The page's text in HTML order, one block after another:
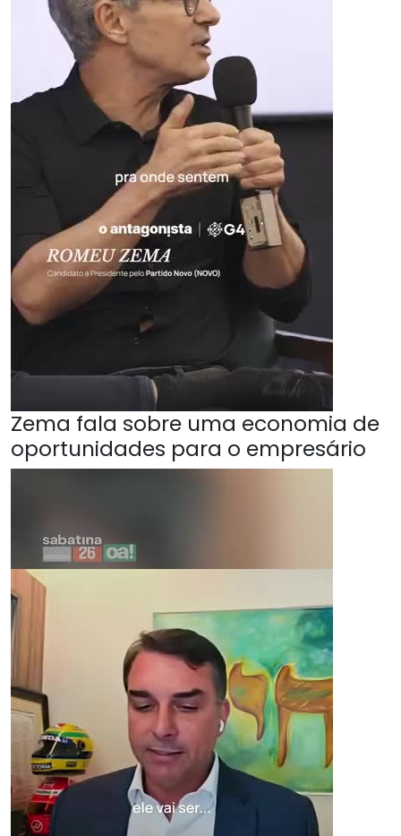
Zema fala sobre uma economia de
oportunidades para o empresário